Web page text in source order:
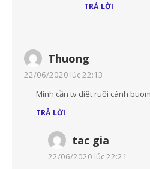
TRẢ LỜI
Thuong
22/06/2020 lúc 22:13
Mình cần tv diêt ruồi cánh
TRẢ LỜI
tac gia
22/06/2020 lúc 22:21